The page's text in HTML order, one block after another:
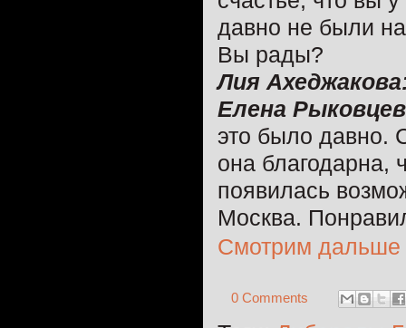
давно не были
Вы рады?
Лия
Елена
это было давно.
она благодарна,
появилась
Москва.
Смотрим
0 Comments